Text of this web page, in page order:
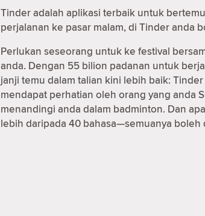
Tinder adalah aplikasi terbaik untuk
perjalanan ke pasar malam, di Tinder anda
Perlukan seseorang untuk ke festival
anda. Dengan 55 bilion padanan untuk
janji temu dalam talian kini lebih baik:
mendapat perhatian oleh orang yang anda
menandingi anda dalam badminton. Dan
lebih daripada 40 bahasa—semuanya boleh